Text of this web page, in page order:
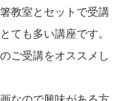
教室とセットで受講
ても多い講座です。
ご受講をオススメし